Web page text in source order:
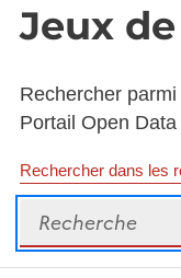
Jeux
Rechercher
Portail Open Data
Rechercher dans les
Recherche